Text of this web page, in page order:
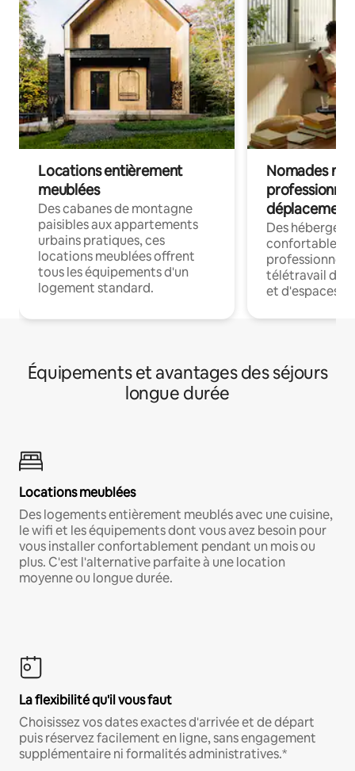
Locations entièrement
meublées
Des cabanes de montagne
paisibles aux appartements
urbains pratiques, ces
locations meublées offrent
tous les équipements d'un
logement standard.
Nomades
déplacement
Des
confortables
professionnels
télétravail
et d'espaces
Équipements et avantages des séjours
longue durée
Locations meublées
Des logements entièrement meublés avec une cuisine,
le wifi et les équipements dont vous avez besoin pour
vous installer confortablement pendant un mois ou
plus. C'est l'alternative parfaite à une location
moyenne ou longue durée.
La flexibilité qu'il vous faut
Choisissez vos dates exactes d'arrivée et de départ
puis réservez facilement en ligne, sans engagement
supplémentaire ni formalités administratives.*